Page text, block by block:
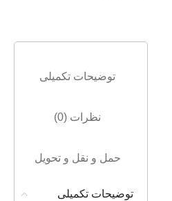
توضیحات تکمیلی
نظرات (0)
حمل و نقل و تحویل
توضیحات تکمیلی